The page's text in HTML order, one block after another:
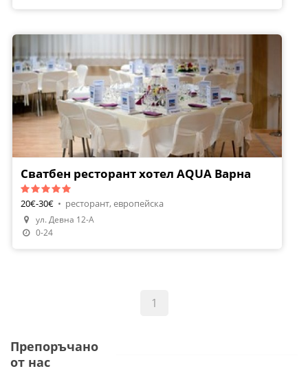
Сватбен ресторант хотел AQUA Варна
20€-30€ • ресторант, европейска
ул. Девна 12-А
0-24
1
Препоръчано
от нас